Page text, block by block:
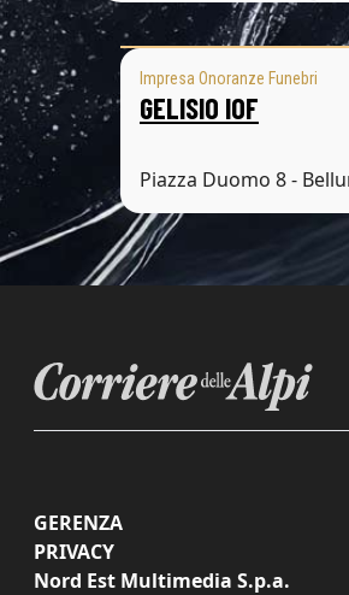
Impresa Onoranze Funebri
GELISIO IOF
Piazza Duomo 8 -
GERENZA
PRIVACY
Nord Est Multimedia S.p.a.